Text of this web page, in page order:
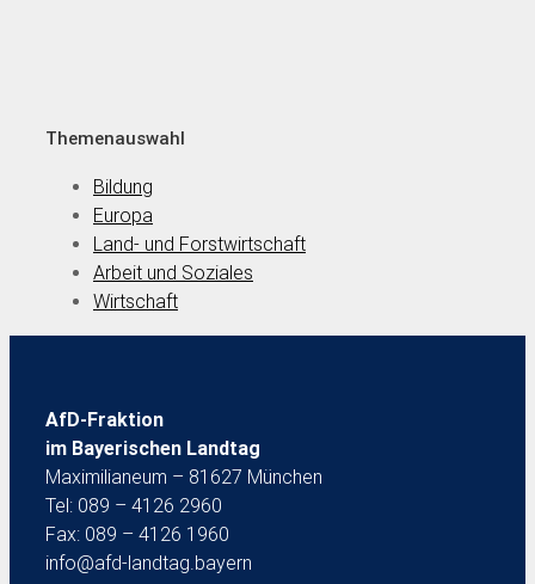
Themenauswahl
Bildung
Europa
Land- und Forstwirtschaft
Arbeit und Soziales
Wirtschaft
AfD-Fraktion
im Bayerischen Landtag
Maximilianeum – 81627 München
Tel: 089 – 4126 2960
Fax: 089 – 4126 1960
info@afd-landtag.bayern